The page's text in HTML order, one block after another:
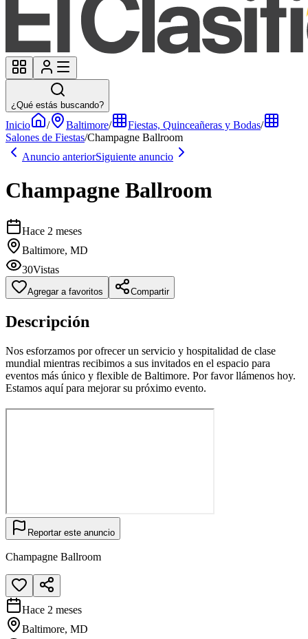
¿Qué estás buscando?
Inicio / Baltimore/ Fiestas, Quinceañeras y Bodas/
Salones de Fiestas/Champagne Ballroom
Anuncio anteriorSiguiente anuncio
Champagne Ballroom
Hace 2 meses
Baltimore, MD
30Vistas
Agregar a favoritos Compartir
Descripción
Nos esforzamos por ofrecer un servicio y hospitalidad de clase
mundial mientras recibimos a sus invitados en el espacio para
eventos más único y flexible de Baltimore. Por favor llámenos hoy.
Estamos aquí para mejorar su próximo evento.
Reportar este anuncio
Champagne Ballroom
Hace 2 meses
Baltimore, MD